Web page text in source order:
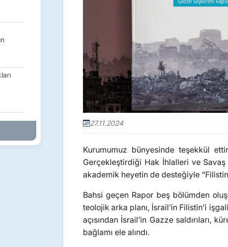
27.11.2024
Kurumumuz bünyesinde teşekkül
Gerçekleştirdiği Hak İhlalleri ve Savaş
akademik heyetin de desteğiyle
Bahsi geçen Rapor beş bölümden
teolojik arka planı, İsrail’in Filistin’i
açısından İsrail’in Gazze saldırıları,
bağlamı ele alındı.